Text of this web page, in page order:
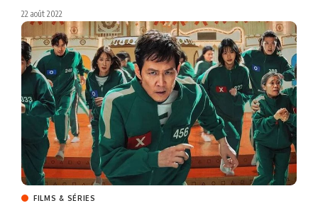
22 août 2022
FILMS & SÉRIES